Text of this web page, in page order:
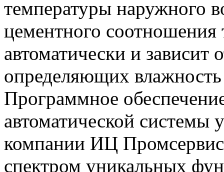
температуры наружного
цементного соотношения
автоматически и зависит
определяющих
Программное
автоматической системы
компании ИЦ
спектром уникальных